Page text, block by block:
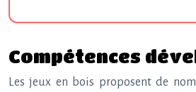
Compétences
Les jeux en bois proposent de